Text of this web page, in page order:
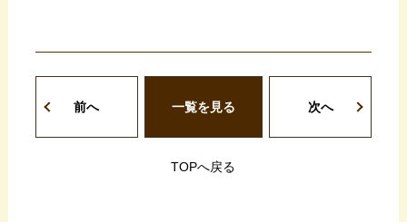
前へ 一覧を見る 次へ
TOPへ戻る